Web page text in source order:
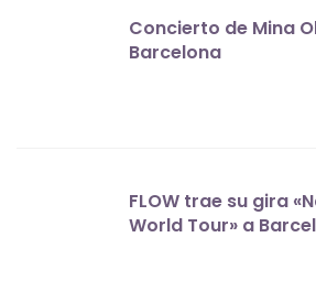
Concierto de Mina
Barcelona
FLOW trae su gira
World Tour» a